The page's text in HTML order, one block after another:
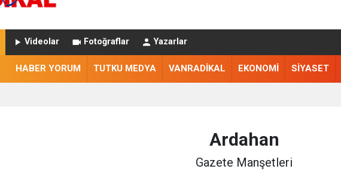
Videolar Fotoğraflar Yazarlar
HABER YORUM TUTKU MEDYA VANRADİKAL EKONOMİ SİYASET
Ardahan
Gazete Manşetleri